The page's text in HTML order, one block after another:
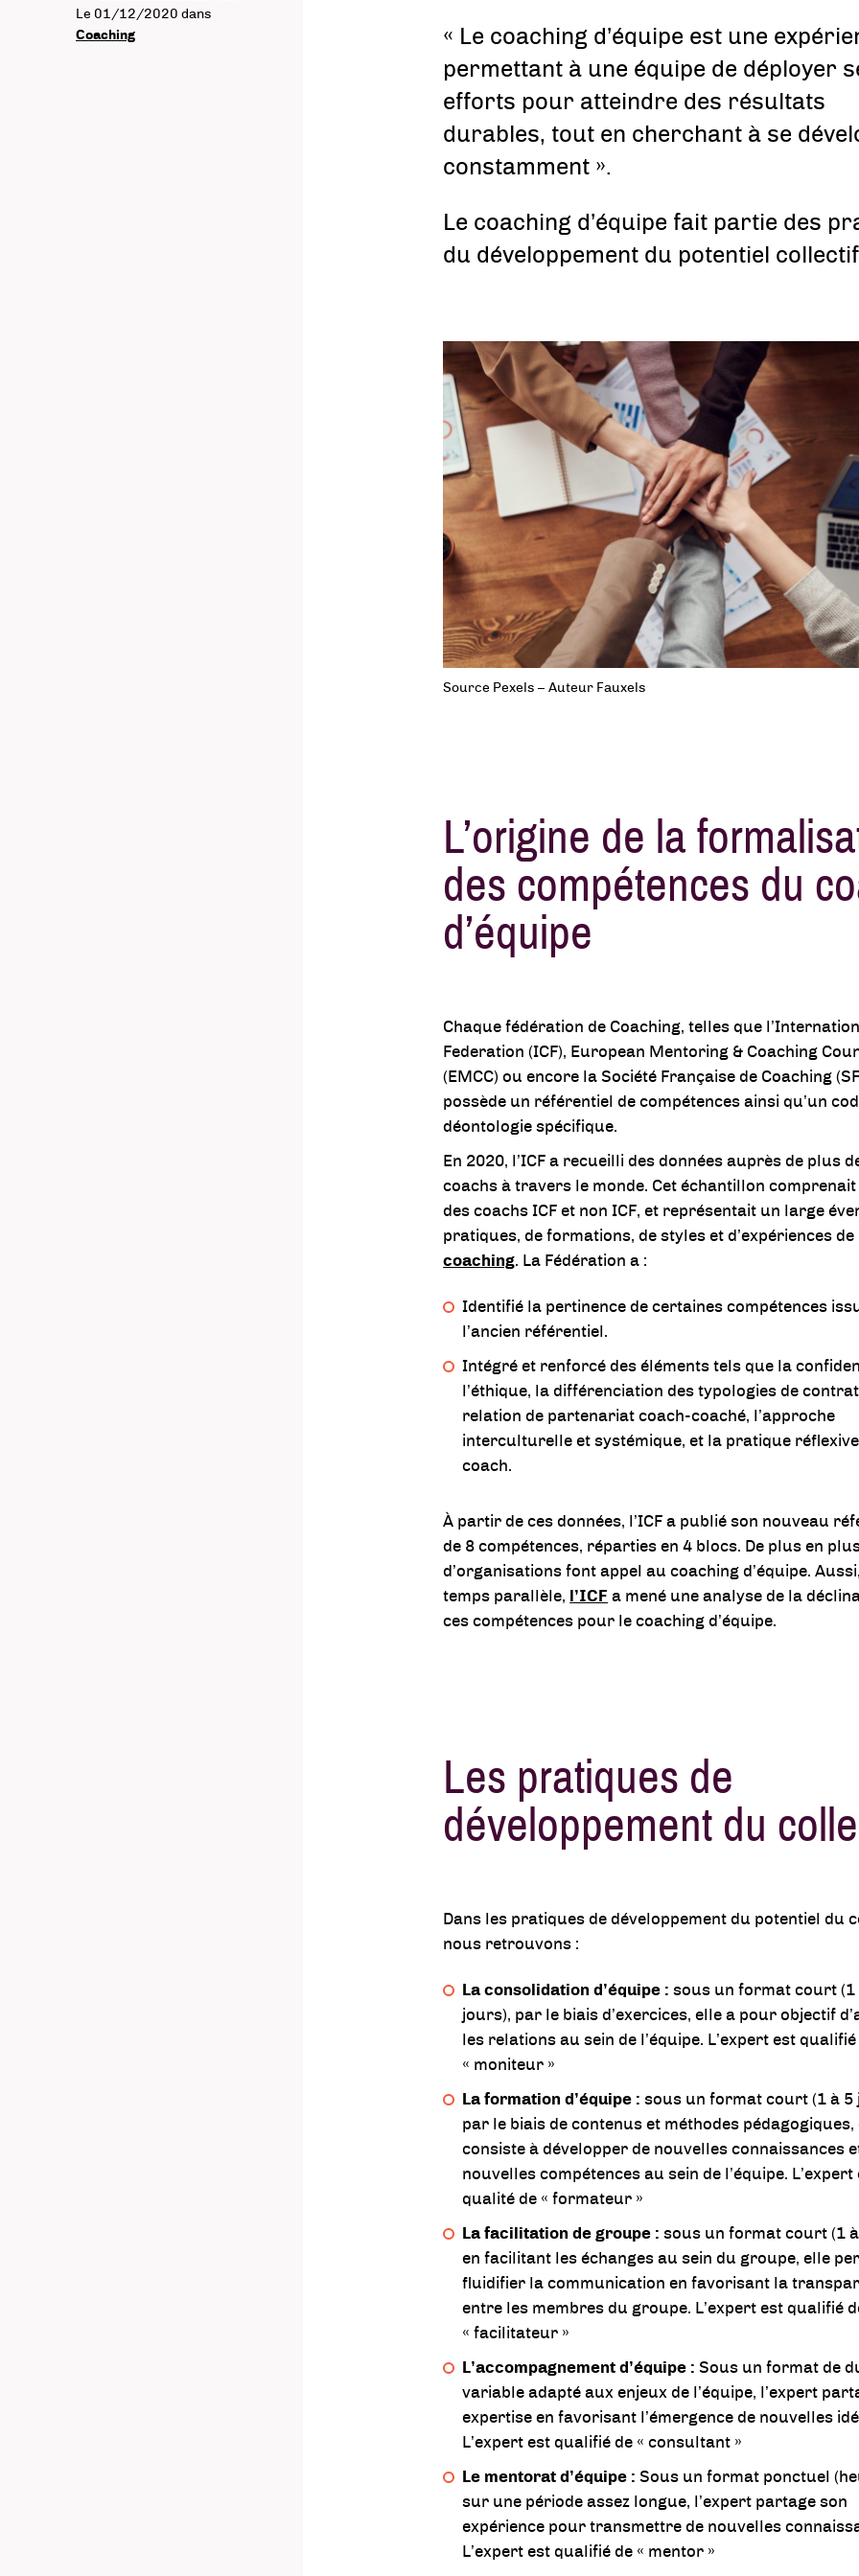
Le 01/12/2020 dans
Coaching
« Le coaching d’équipe est une
permettant à une équipe de déployer
efforts pour atteindre des résultats
durables, tout en cherchant à se
constamment ».
Le coaching d’équipe fait partie des
du développement du potentiel
Source Pexels – Auteur Fauxels
L’origine de la
des compétences du
d’équipe
Chaque fédération de Coaching, telles que
Federation (ICF), European Mentoring & Coaching
(EMCC) ou encore la Société Française de Coaching
possède un référentiel de compétences ainsi qu’un
déontologie spécifique.
En 2020, l’ICF a recueilli des données auprès de plus
coachs à travers le monde. Cet échantillon
des coachs ICF et non ICF, et représentait un large
pratiques, de formations, de styles et d’expériences de
coaching. La Fédération a :
Identifié la pertinence de certaines compétences
l’ancien référentiel.
Intégré et renforcé des éléments tels que la
l’éthique, la différenciation des typologies de
relation de partenariat coach-coaché, l’approche
interculturelle et systémique, et la pratique
coach.
À partir de ces données, l’ICF a publié son nouveau
de 8 compétences, réparties en 4 blocs. De plus en
d’organisations font appel au coaching d’équipe.
temps parallèle,
l’ICF a mené une analyse de la
ces compétences pour le coaching d’équipe.
Les pratiques de
développement du
Dans les pratiques de développement du potentiel du
nous retrouvons :
La consolidation d’équipe : sous un format court (1
jours), par le biais d’exercices, elle a pour objectif
les relations au sein de l’équipe. L’expert est qualifié
« moniteur »
La formation d’équipe : sous un format court (1 à 5
par le biais de contenus et méthodes pédagogiques,
consiste à développer de nouvelles connaissances
nouvelles compétences au sein de l’équipe. L’expert
qualité de « formateur »
La facilitation de groupe : sous un format court (1
en facilitant les échanges au sein du groupe, elle
fluidifier la communication en favorisant la
entre les membres du groupe. L’expert est qualifié
« facilitateur »
L’accompagnement d’équipe : Sous un format de
variable adapté aux enjeux de l’équipe, l’expert
expertise en favorisant l’émergence de nouvelles
L’expert est qualifié de « consultant »
Le mentorat d’équipe : Sous un format ponctuel
sur une période assez longue, l’expert partage son
expérience pour transmettre de nouvelles
L’expert est qualifié de « mentor »